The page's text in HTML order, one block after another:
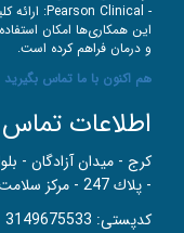
- Pearson Clinical: ارائه کلیه آزمون‌های Pearson با گزارش رسمی
این همکاری‌ها امکان استفاده
و درمان فراهم کرده است.
هم اکنون با ما تماس بگیرید
اطلاعات تماس
کرج - ميدان آزادگان -
- پلاك 247 - مركز سلامت ذهن و توانبخشی وصال
کدپستی: 3149675533